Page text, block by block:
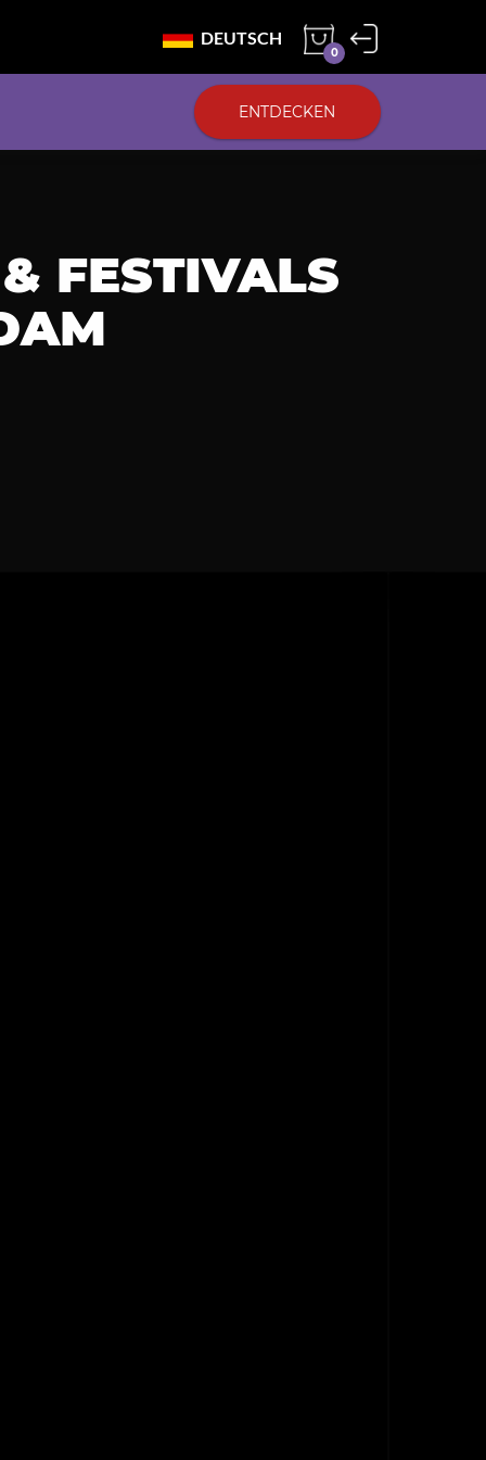
DEUTSCH
0
ENTDECKEN
FESTIVALS